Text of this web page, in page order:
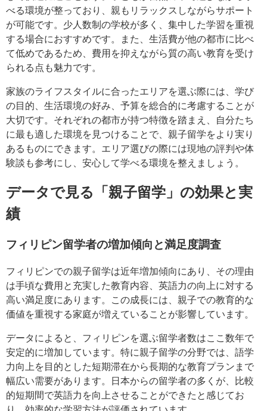
べる環境が整っており、親もリラックスしながらサポート
が可能です。少人数制の学校が多く、集中した学習を重視
する場合におすすめです。また、生活費が他の都市に比べ
て低めであるため、費用を抑えながら質の高い教育を受け
られる点も魅力です。
家族のライフスタイルに合ったエリアを選ぶ際には、学び
の目的、生活環境の好み、予算を総合的に考慮することが
大切です。それぞれの都市が持つ特徴を踏まえ、自分たち
に最も適した環境を見つけることで、親子留学をより実り
あるものにできます。エリア選びの際には現地の評判や体
験談も参考にし、安心して学べる環境を整えましょう。
データで見る「親子留学」の効果と実
績
フィリピン留学者の増加傾向と満足度調査
フィリピンでの親子留学は近年増加傾向にあり、その理由
は手頃な費用と充実した教育内容、英語力の向上に対する
高い満足度にあります。この成長には、親子での教育的な
価値を重視する家庭が増えていることが影響しています。
データによると、フィリピンを選ぶ留学者数はここ数年で
安定的に増加しています。特に親子留学の分野では、語学
力向上を目的とした短期滞在から長期的な教育プランまで
幅広い需要があります。日本からの留学者の多くが、比較
的短期間で英語力を向上させることができたと感じてお